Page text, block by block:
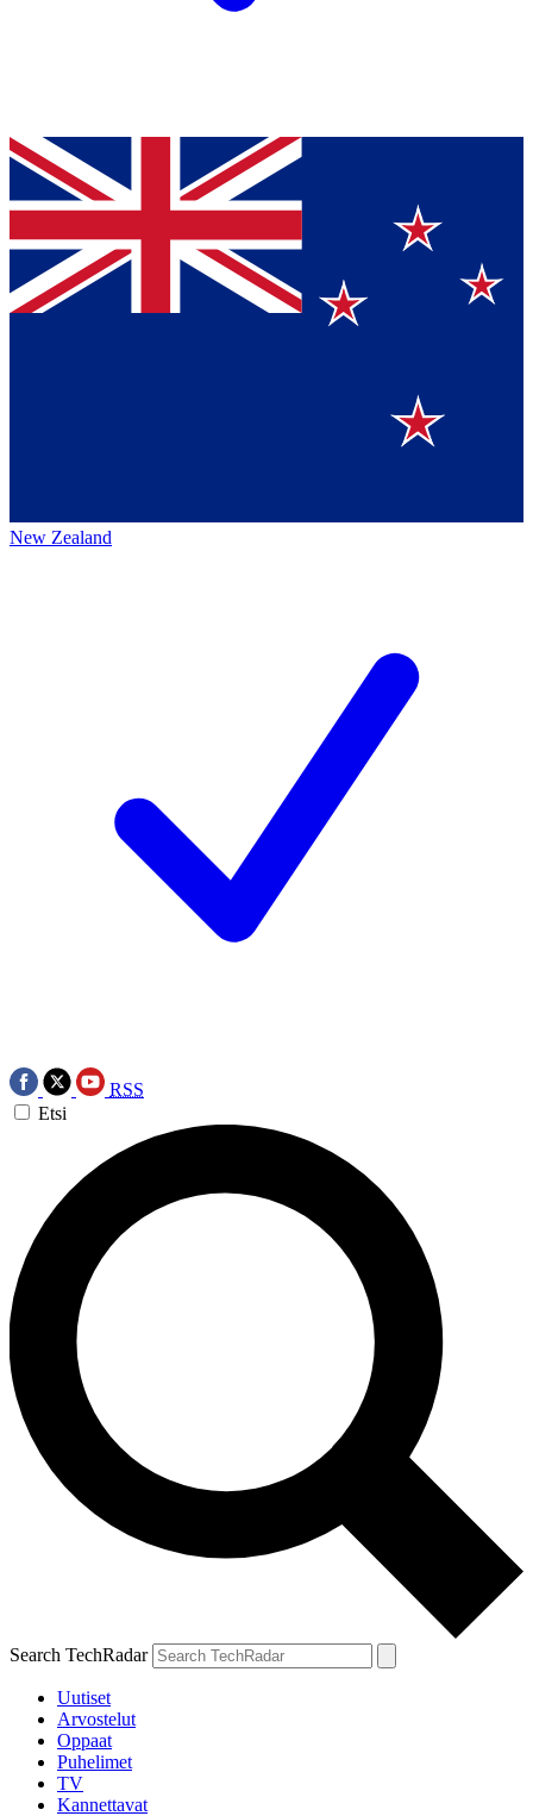
New Zealand
RSS
Etsi
Search TechRadar
Uutiset
Arvostelut
Oppaat
Puhelimet
TV
Kannettavat